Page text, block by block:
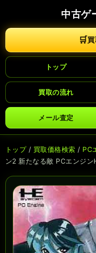
中古ゲ
🛒
トップ
買取の流れ
メール査定
トップ/ 買取価格検索 / PC
ン2 新たなる敵 PCエンジン